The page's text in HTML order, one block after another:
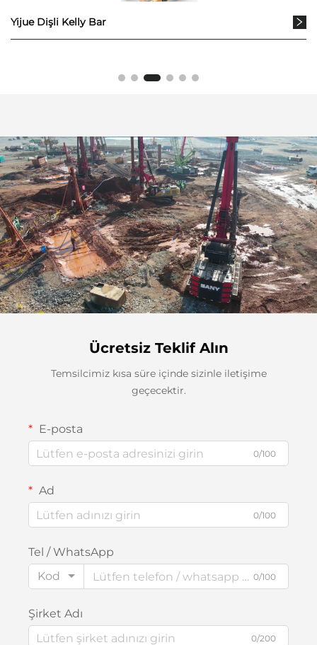
Yijue Dişli Kelly Bar
Ücretsiz Teklif Alın
Temsilcimiz kısa süre içinde sizinle iletişime
geçecektir.
E-posta
0/100
Ad
0/100
Tel / WhatsApp
Kod
0/100
Şirket Adı
0/200